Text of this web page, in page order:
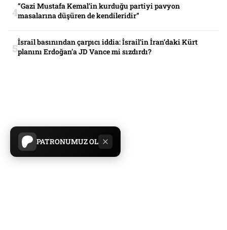
PATRONUMUZ OL
“Gazi Mustafa Kemal’in kurduğu partiyi pavyon
masalarına düşüren de kendileridir”
İsrail basınından çarpıcı iddia: İsrail’in İran’daki Kürt
planını Erdoğan’a JD Vance mi sızdırdı?